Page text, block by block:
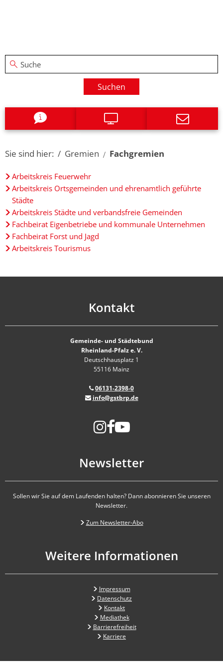
Suchen
Sie sind hier: Gremien Fachgremien
Fachgremien
Arbeitskreis Feuerwehr
Arbeitskreis Ortsgemeinden und ehrenamtlich geführte
Städte
Arbeitskreis Städte und verbandsfreie Gemeinden
Fachbeirat Eigenbetriebe und kommunale Unternehmen
Fachbeirat Forst und Jagd
Arbeitskreis Tourismus
Kontakt
Gemeinde- und Städtebund
Rheinland-Pfalz e. V.
Deutschhausplatz 1
55116 Mainz
06131-2398-0
info@gstbrp.de
Newsletter
Sollen wir Sie auf dem Laufenden halten? Dann abonnieren Sie unseren
Newsletter.
Zum Newsletter-Abo
Weitere Informationen
Impressum
Datenschutz
Kontakt
Mediathek
Barrierefreiheit
Karriere